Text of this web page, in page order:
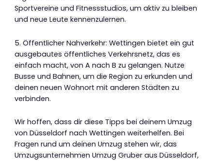
Sportvereine und Fitnessstudios, um aktiv zu bleiben
und neue Leute kennenzulernen.
5. Öffentlicher Nahverkehr: Wettingen bietet ein gut
ausgebautes öffentliches Verkehrsnetz, das es
einfach macht, von A nach B zu gelangen. Nutze
Busse und Bahnen, um die Region zu erkunden und
deinen neuen Wohnort mit anderen Städten zu
verbinden.
Wir hoffen, dass dir diese Tipps bei deinem Umzug
von Düsseldorf nach Wettingen weiterhelfen. Bei
Fragen rund um deinen Umzug stehen wir, das
Umzugsunternehmen Umzug Gruber aus Düsseldorf,